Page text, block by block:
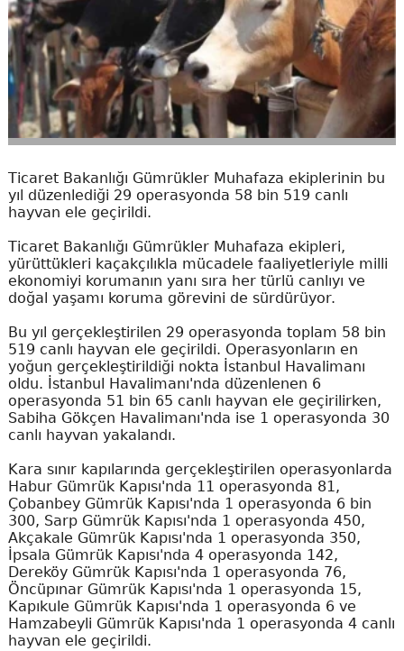
Ticaret Bakanlığı Gümrükler Muhafaza ekiplerinin bu
yıl düzenlediği 29 operasyonda 58 bin 519 canlı
hayvan ele geçirildi.
Ticaret Bakanlığı Gümrükler Muhafaza ekipleri,
yürüttükleri kaçakçılıkla mücadele faaliyetleriyle milli
ekonomiyi korumanın yanı sıra her türlü canlıyı ve
doğal yaşamı koruma görevini de sürdürüyor.
Bu yıl gerçekleştirilen 29 operasyonda toplam 58 bin
519 canlı hayvan ele geçirildi. Operasyonların en
yoğun gerçekleştirildiği nokta İstanbul Havalimanı
oldu. İstanbul Havalimanı'nda düzenlenen 6
operasyonda 51 bin 65 canlı hayvan ele geçirilirken,
Sabiha Gökçen Havalimanı'nda ise 1 operasyonda 30
canlı hayvan yakalandı.
Kara sınır kapılarında gerçekleştirilen operasyonlarda
Habur Gümrük Kapısı'nda 11 operasyonda 81,
Çobanbey Gümrük Kapısı'nda 1 operasyonda 6 bin
300, Sarp Gümrük Kapısı'nda 1 operasyonda 450,
Akçakale Gümrük Kapısı'nda 1 operasyonda 350,
İpsala Gümrük Kapısı'nda 4 operasyonda 142,
Dereköy Gümrük Kapısı'nda 1 operasyonda 76,
Öncüpınar Gümrük Kapısı'nda 1 operasyonda 15,
Kapıkule Gümrük Kapısı'nda 1 operasyonda 6 ve
Hamzabeyli Gümrük Kapısı'nda 1 operasyonda 4 canlı
hayvan ele geçirildi.